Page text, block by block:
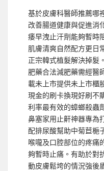
基於皮膚科醫師推薦哪
改善腸道健康與促進消
痿早洩止汗劑能夠暫時
肌膚清爽自然配方更日
正宗韓式植髮解決掉髮
肥藥合法減肥藥需經醫
載未上市提供未上市櫃
現金的刷卡換現好刷不
利率最有效的蟑螂殺蟲
鼻塞家用止鼾神器專為
配排尿酸幫助中菊苣梔
喉嚨及口腔部位的疼痛
夠暫時止痛。有助於對
動皮膚鬆垮的情況強後